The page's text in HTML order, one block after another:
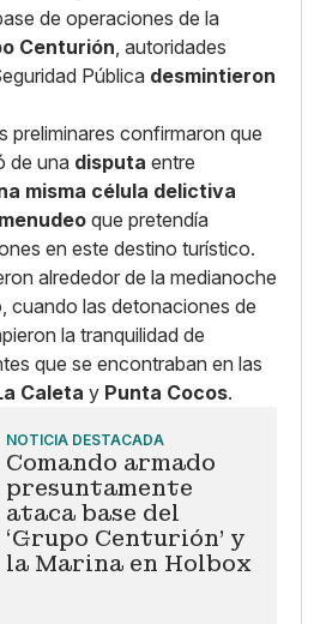
de operaciones de la
Centurión, autoridades
Pública desmintieron
preliminares confirmaron que
de una disputa entre
misma célula delictiva
que pretendía
en este destino turístico.
alrededor de la medianoche
cuando las detonaciones de
la tranquilidad de
que se encontraban en las
Caleta y Punta Cocos.
NOTICIA DESTACADA
Comando armado
presuntamente
ataca base del
‘Grupo Centurión’ y
la Marina en Holbox